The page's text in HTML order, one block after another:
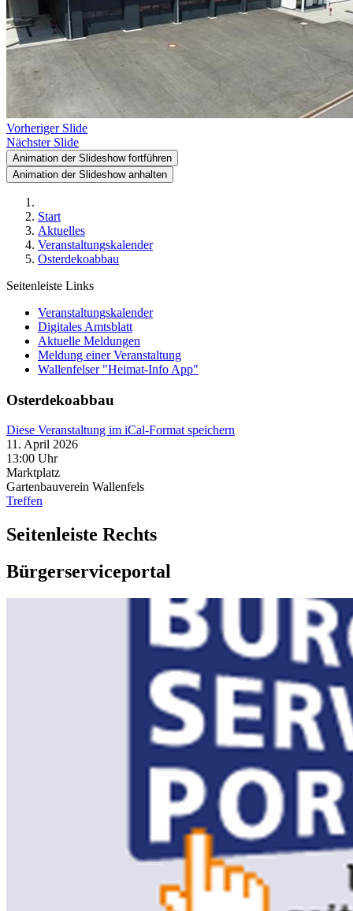
Vorheriger Slide
Nächster Slide
Animation der Slideshow fortführen
Animation der Slideshow anhalten
Start
Aktuelles
Veranstaltungskalender
Osterdekoabbau
Seitenleiste Links
Veranstaltungskalender
Digitales Amtsblatt
Aktuelle Meldungen
Meldung einer Veranstaltung
Wallenfelser "Heimat-Info App"
Osterdekoabbau
Diese Veranstaltung im iCal-Format speichern
11. April 2026
13:00 Uhr
Marktplatz
Gartenbauverein Wallenfels
Treffen
Seitenleiste Rechts
Bürgerserviceportal